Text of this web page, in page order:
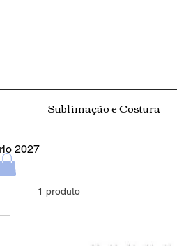
Sublimação e Costura
2027
1 produto